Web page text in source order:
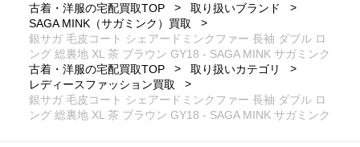
古着・洋服の宅配買取TOP
取り扱いブランド
SAGA MINK（サガミンク）買取
銀サガ 毛皮コート シェアードミンクファー 長袖 ダブル ロ
ング 総裏地 XL 茶 ブラウン GY18 - SAGA MINK サガミンク
古着・洋服の宅配買取TOP
取り扱いカテゴリ
レディースファッション買取
銀サガ 毛皮コート シェアードミンクファー 長袖 ダブル ロ
ング 総裏地 XL 茶 ブラウン GY18 - SAGA MINK サガミンク